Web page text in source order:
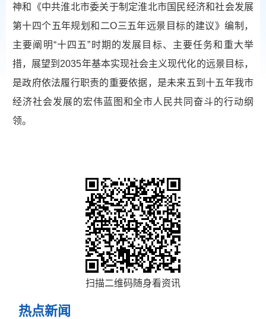
神和《中共淮北市委关于制定淮北市国民经济和社会发展
第十四个五年规划和二O三五年远景目标的建议》编制，
主要阐明“十四五”时期的发展目标、主要任务和重大举
措，展望到2035年基本实现社会主义现代化的远景目标，
是政府依法履行职责的重要依据，是未来五到十五年我市
经济社会发展的宏伟蓝图和全市人民共同奋斗的行动纲
领。
扫描二维码随身看资讯
热点新闻